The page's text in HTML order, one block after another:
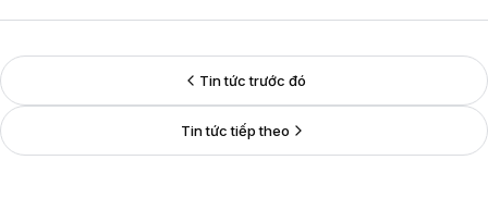
Tin tức trước đó
Tin tức tiếp theo